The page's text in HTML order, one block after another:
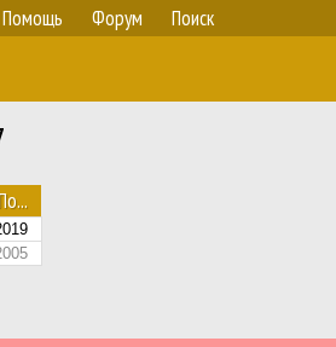
Помощь Форум Поиск